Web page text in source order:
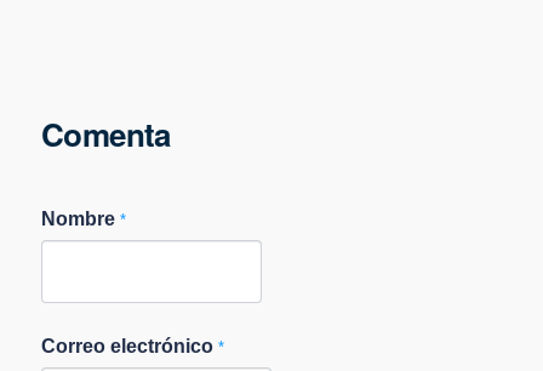
Comenta
Nombre *
Correo electrónico *